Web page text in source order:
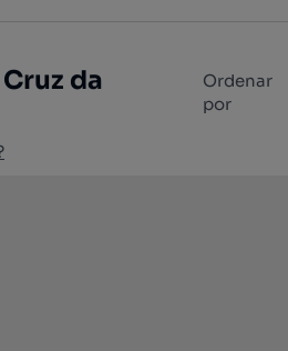
da
Ordenar
por